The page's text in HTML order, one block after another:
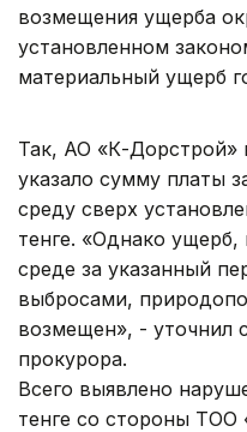
возмещения ущерба
установленном
материальный ущерб
Так, АО «К-Дорстрой»
указало сумму платы
среду сверх
тенге. «Однако
среде за указанный
выбросами,
возмещен», - уточнил
прокурора.
Всего выявлено
тенге со стороны ТОО